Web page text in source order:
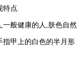
点.
般健康的人,肤色自然
指甲上的白色的半月形